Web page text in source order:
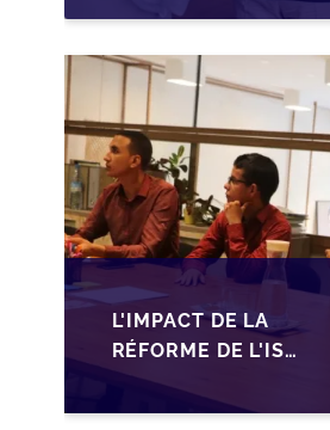
MAROC EN 2026 :
DÉFIS POUR LES PME
L'IMPACT DE LA
RÉFORME DE L'IS
MAROCAIN SUR LA
TRANSMISSION DES